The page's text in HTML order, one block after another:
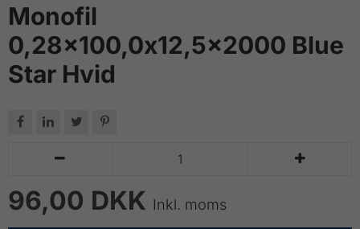
Monofil
0,28x100,0x12,5x2000 Blue
Star Hvid
   
 
96,00 DKK Inkl. moms